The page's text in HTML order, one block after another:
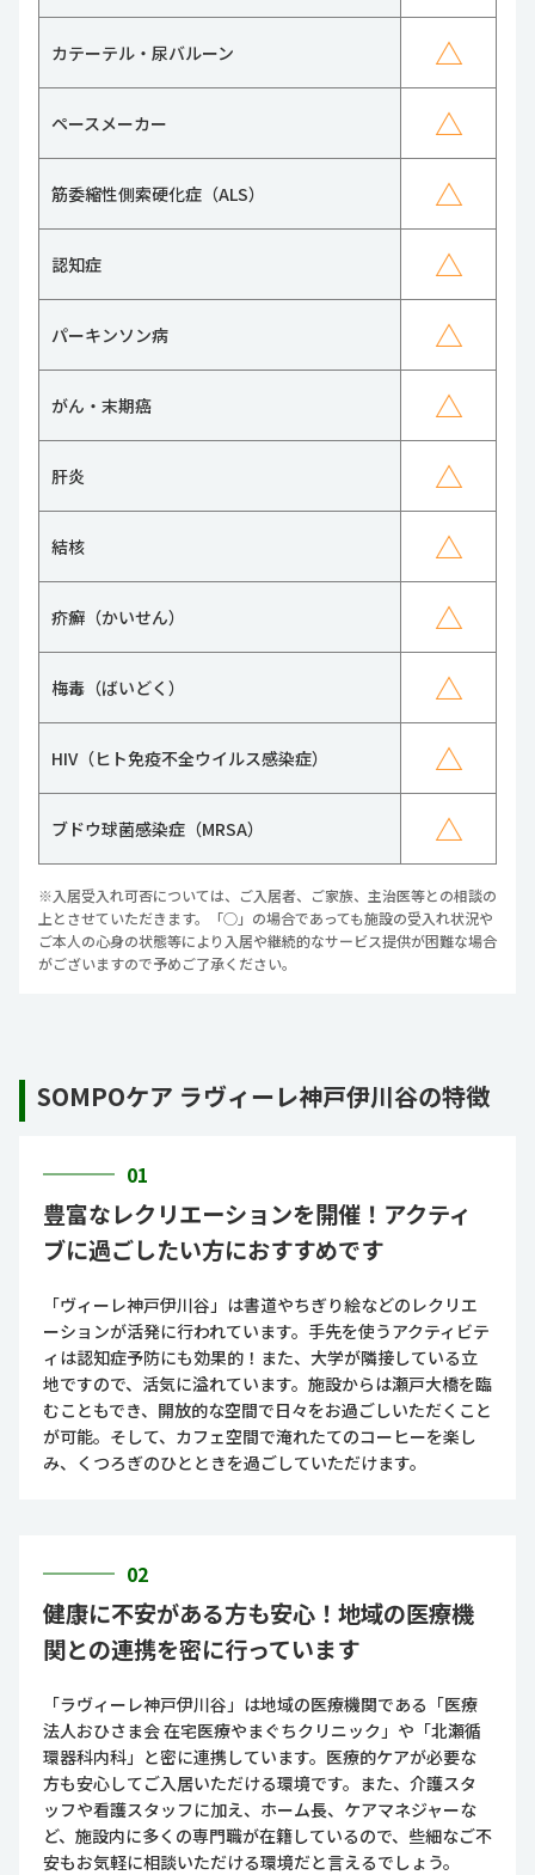
カテーテル・尿バルーン △
ペースメーカー △
筋委縮性側索硬化症（ALS） △
認知症 △
パーキンソン病 △
がん・末期癌 △
肝炎 △
結核 △
疥癬（かいせん） △
梅毒（ばいどく） △
HIV（ヒト免疫不全ウイルス感染症） △
ブドウ球菌感染症（MRSA） △
※入居受入れ可否については、ご入居者、ご家族、主治医等との相談の
上とさせていただきます。「○」の場合であっても施設の受入れ状況や
ご本人の心身の状態等により入居や継続的なサービス提供が困難な場合
がございますので予めご了承ください。
SOMPOケア ラヴィーレ神戸伊川谷の特徴
01
豊富なレクリエーションを開催！アクティ
ブに過ごしたい方におすすめです
「ヴィーレ神戸伊川谷」は書道やちぎり絵などのレクリエ
ーションが活発に行われています。手先を使うアクティビテ
ィは認知症予防にも効果的！また、大学が隣接している立
地ですので、活気に溢れています。施設からは瀬戸大橋を臨
むこともでき、開放的な空間で日々をお過ごしいただくこと
が可能。そして、カフェ空間で淹れたてのコーヒーを楽し
み、くつろぎのひとときを過ごしていただけます。
02
健康に不安がある方も安心！地域の医療機
関との連携を密に行っています
「ラヴィーレ神戸伊川谷」は地域の医療機関である「医療
法人おひさま会 在宅医療やまぐちクリニック」や「北瀬循
環器科内科」と密に連携しています。医療的ケアが必要な
方も安心してご入居いただける環境です。また、介護スタ
ッフや看護スタッフに加え、ホーム長、ケアマネジャーな
ど、施設内に多くの専門職が在籍しているので、些細なご不
安もお気軽に相談いただける環境だと言えるでしょう。